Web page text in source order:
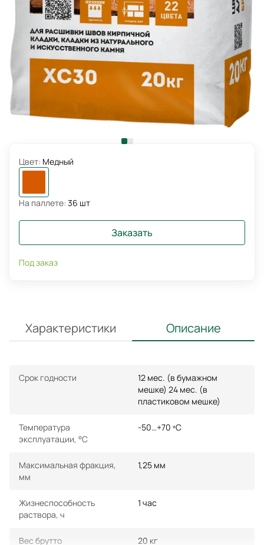
Цвет: Медный
На паллете: 36 шт
Заказать
Под заказ
Характеристики Описание
Срок годности
12 мес. (в бумажном
мешке) 24 мес. (в
пластиковом мешке)
Температура
эксплуатации, °С
-50…+70 ºС
Максимальная фракция,
мм
1,25 мм
Жизнеспособность
раствора, ч
1 час
Вес брутто 20 кг